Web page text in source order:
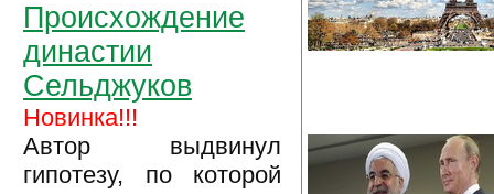
Происхождение
династии
Сельджуков
Новинка!!!
Автор выдвинул
гипотезу, по которой